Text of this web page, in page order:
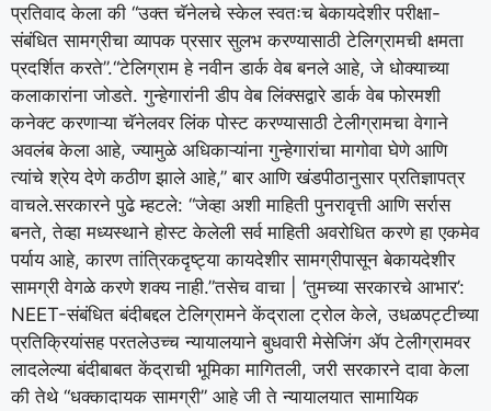
प्रतिवाद केला की “उक्त चॅनेलचे स्केल स्वतःच बेकायदेशीर परीक्षा-
संबंधित सामग्रीचा व्यापक प्रसार सुलभ करण्यासाठी टेलिग्रामची क्षमता
प्रदर्शित करते”.“टेलिग्राम हे नवीन डार्क वेब बनले आहे, जे धोक्याच्या
कलाकारांना जोडते.गुन्हेगारांनी डीप वेब लिंक्सद्वारे डार्क वेब फोरमशी
कनेक्ट करणाऱ्या चॅनेलवर लिंक पोस्ट करण्यासाठी टेलीग्रामचा वेगाने
अवलंब केला आहे, ज्यामुळे अधिकाऱ्यांना गुन्हेगारांचा मागोवा घेणे आणि
त्यांचे श्रेय देणे कठीण झाले आहे,” बार आणि खंडपीठानुसार प्रतिज्ञापत्र
वाचले.सरकारने पुढे म्हटले: “जेव्हा अशी माहिती पुनरावृत्ती आणि सर्रास
बनते, तेव्हा मध्यस्थाने होस्ट केलेली सर्व माहिती अवरोधित करणे हा एकमेव
पर्याय आहे, कारण तांत्रिकदृष्ट्या कायदेशीर सामग्रीपासून बेकायदेशीर
सामग्री वेगळे करणे शक्य नाही.”तसेच वाचा | ‘तुमच्या सरकारचे आभार’:
NEET-संबंधित बंदीबद्दल टेलिग्रामने केंद्राला ट्रोल केले, उधळपट्टीच्या
प्रतिक्रियांसह परतलेउच्च न्यायालयाने बुधवारी मेसेजिंग ॲप टेलीग्रामवर
लादलेल्या बंदीबाबत केंद्राची भूमिका मागितली, जरी सरकारने दावा केला
की तेथे “धक्कादायक सामग्री” आहे जी ते न्यायालयात सामायिक